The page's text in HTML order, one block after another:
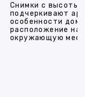
Снимки с высоты
подчеркивают
особенности
расположение на
окружающую